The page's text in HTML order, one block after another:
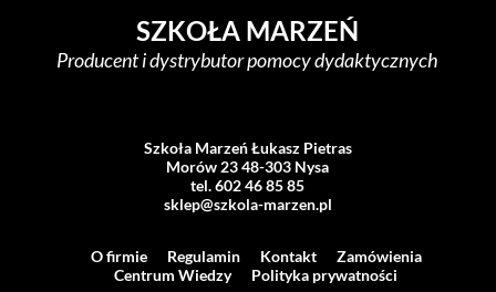
SZKOŁA MARZEŃ
Producent i dystrybutor pomocy dydaktycznych
Szkoła Marzeń Łukasz Pietras
Morów 23 48-303 Nysa
tel. 602 46 85 85
sklep@szkola-marzen.pl
O firmie Regulamin Kontakt
Zamówienia
Centrum Wiedzy
Polityka prywatności